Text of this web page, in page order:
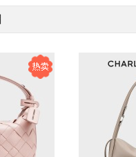
(美国)送往福州市订购：手
(美国)送往北京市订购：
States (美国)
(美国)
States (美国) 软
(美国) 订购：澳
States (美国) 订购：